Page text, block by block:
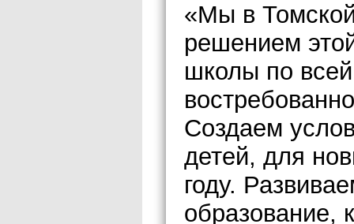
«Мы в
решением
школы по
Создаем
детей, для
году.
образование,